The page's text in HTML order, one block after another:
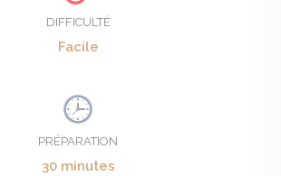
DIFFICULTÉ
Facile
PRÉPARATION
30 minutes